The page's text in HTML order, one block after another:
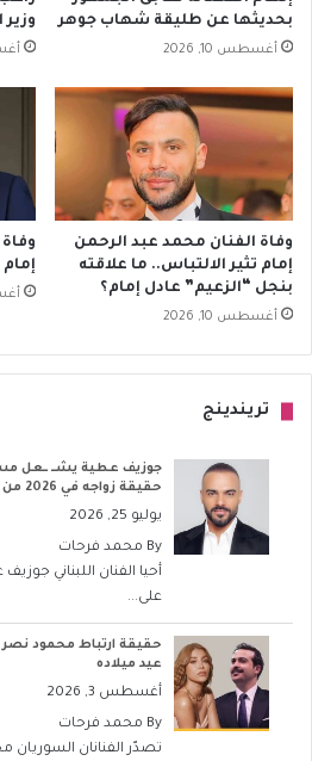
بحديثها عن طليقة شهاب جوهر
أغسطس 10, 2026
وفاة الفنان محمد عبد الرحمن
إمام تثير الالتباس.. ما علاقته
بنجل “الزعيم” عادل إمام؟
أغسطس 10, 2026
تريندينج
جوزيف عطية يشــ ــعل
حقيقة زواجه في 2026 من بيرلا حرب
يوليو 25, 2026
By محمد فرحات
أحيا الفنان اللبناني
على...
حقيقة ارتباط محمود
عيد ميلاده
أغسطس 3, 2026
By محمد فرحات
تصدّر الفنانان